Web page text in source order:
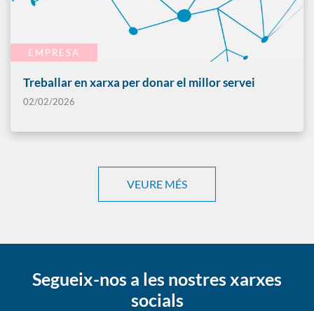
EMPRESA
Treballar en xarxa per donar el millor servei
02/02/2026
VEURE MÉS
Segueix-nos a les nostres xarxes
socials